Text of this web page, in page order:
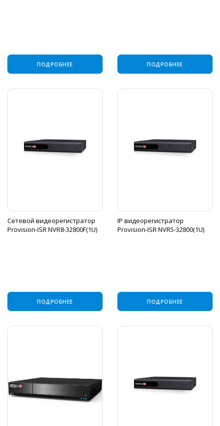
ПОДРОБНЕЕ ПОДРОБНЕЕ
Сетевой видеорегистратор
Provision-ISR NVR8-32800F(1U)
ПОДРОБНЕЕ
IP видеорегистратор
Provision-ISR NVR5-32800(1U)
ПОДРОБНЕЕ